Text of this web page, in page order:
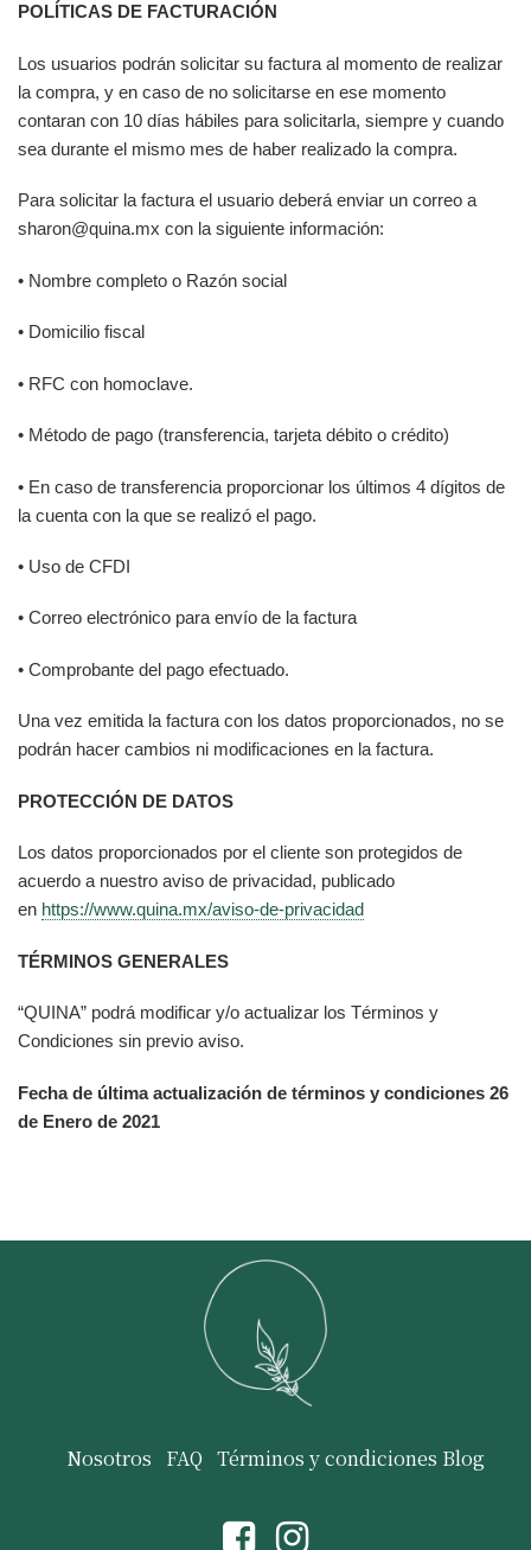
POLÍTICAS DE FACTURACIÓN
Los usuarios podrán solicitar su factura al momento de realizar
la compra, y en caso de no solicitarse en ese momento
contaran con 10 días hábiles para solicitarla, siempre y cuando
sea durante el mismo mes de haber realizado la compra.
Para solicitar la factura el usuario deberá enviar un correo a
sharon@quina.mx con la siguiente información:
• Nombre completo o Razón social
• Domicilio fiscal
• RFC con homoclave.
• Método de pago (transferencia, tarjeta débito o crédito)
• En caso de transferencia proporcionar los últimos 4 dígitos de
la cuenta con la que se realizó el pago.
• Uso de CFDI
• Correo electrónico para envío de la factura
• Comprobante del pago efectuado.
Una vez emitida la factura con los datos proporcionados, no se
podrán hacer cambios ni modificaciones en la factura.
PROTECCIÓN DE DATOS
Los datos proporcionados por el cliente son protegidos de
acuerdo a nuestro aviso de privacidad, publicado
en https://www.quina.mx/aviso-de-privacidad
TÉRMINOS GENERALES
“QUINA” podrá modificar y/o actualizar los Términos y
Condiciones sin previo aviso.
Fecha de última actualización de términos y condiciones 26
de Enero de 2021
Nosotros FAQ Términos y condiciones Blog